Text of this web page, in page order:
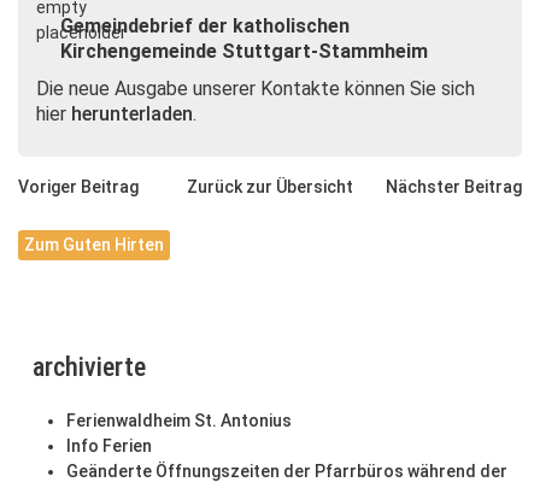
Gemeindebrief der katholischen
Kirchengemeinde Stuttgart-Stammheim
Die neue Ausgabe unserer Kontakte können Sie sich
hier herunterladen.
Voriger Beitrag Zurück zur Übersicht Nächster Beitrag
Zum Guten Hirten
archivierte
Ferienwaldheim St. Antonius
Info Ferien
Geänderte Öffnungszeiten der Pfarrbüros während der